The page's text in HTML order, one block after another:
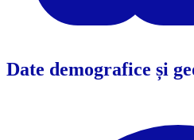
Date demografice și